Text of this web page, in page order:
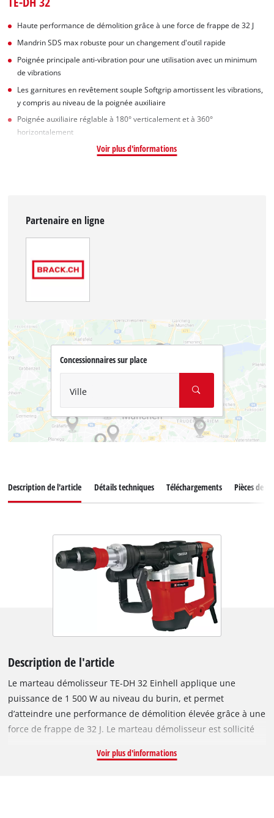
Haute performance de démolition grâce à une force de frappe de 32 J
Mandrin SDS max robuste pour un changement d'outil rapide
Poignée principale anti-vibration pour une utilisation avec un minimum
de vibrations
Les garnitures en revêtement souple Softgrip amortissent les vibrations,
y compris au niveau de la poignée auxiliaire
Poignée auxiliaire réglable à 180° verticalement et à 360°
horizontalement
Voir plus d'informations
Partenaire en ligne
Concessionnaires sur place
Ville
Description de l'article Détails techniques Téléchargements Pièces de
Description de l'article
Le marteau démolisseur TE-DH 32 Einhell applique une
puissance de 1 500 W au niveau du burin, et permet
d’atteindre une performance de démolition élevée grâce à une
force de frappe de 32 J. Le marteau démolisseur est sollicité
notamment pour démolir, abattre ou défoncer des matériaux
Voir plus d'informations